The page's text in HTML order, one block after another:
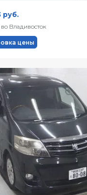
руб.
во Владивосток
цены